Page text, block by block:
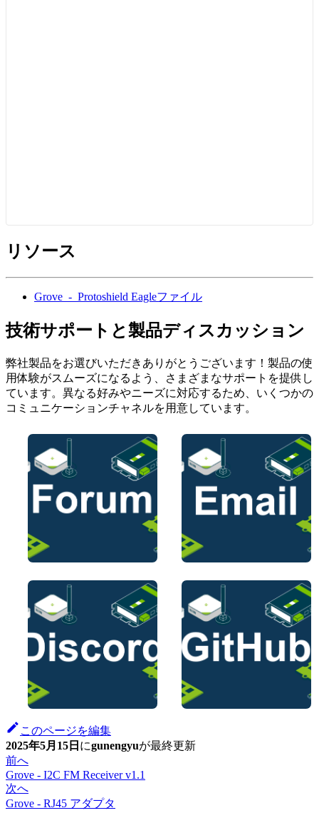
リソース
Grove_-_Protoshield Eagleファイル
技術サポートと製品ディスカッション
弊社製品をお選びいただきありがとうございます！製品の使
用体験がスムーズになるよう、さまざまなサポートを提供し
ています。異なる好みやニーズに対応するため、いくつかの
コミュニケーションチャネルを用意しています。
このページを編集
2025年5月15日 にgunengyuが最終更新
前へ
Grove - I2C FM Receiver v1.1
次へ
Grove - RJ45 アダプタ